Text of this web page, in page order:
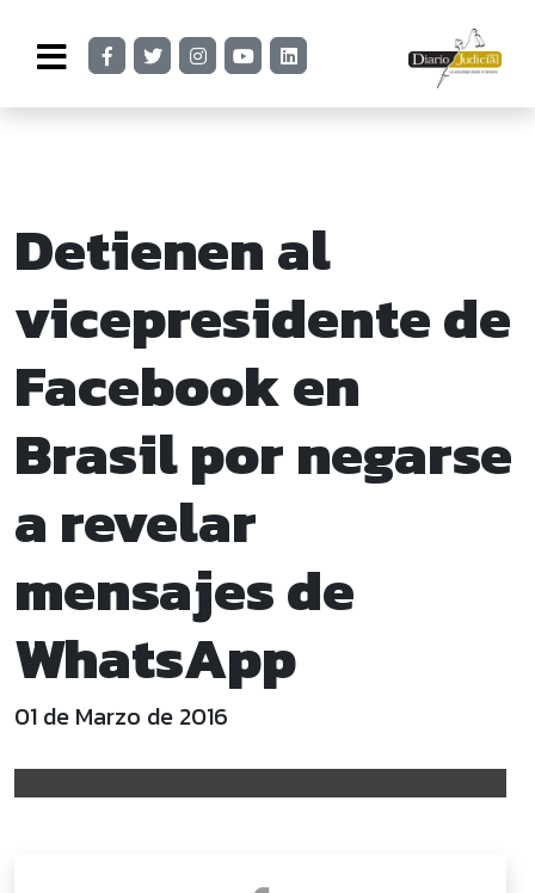
Detienen al
vicepresidente de
Facebook en
Brasil por negarse
a revelar
mensajes de
WhatsApp
01 de Marzo de 2016